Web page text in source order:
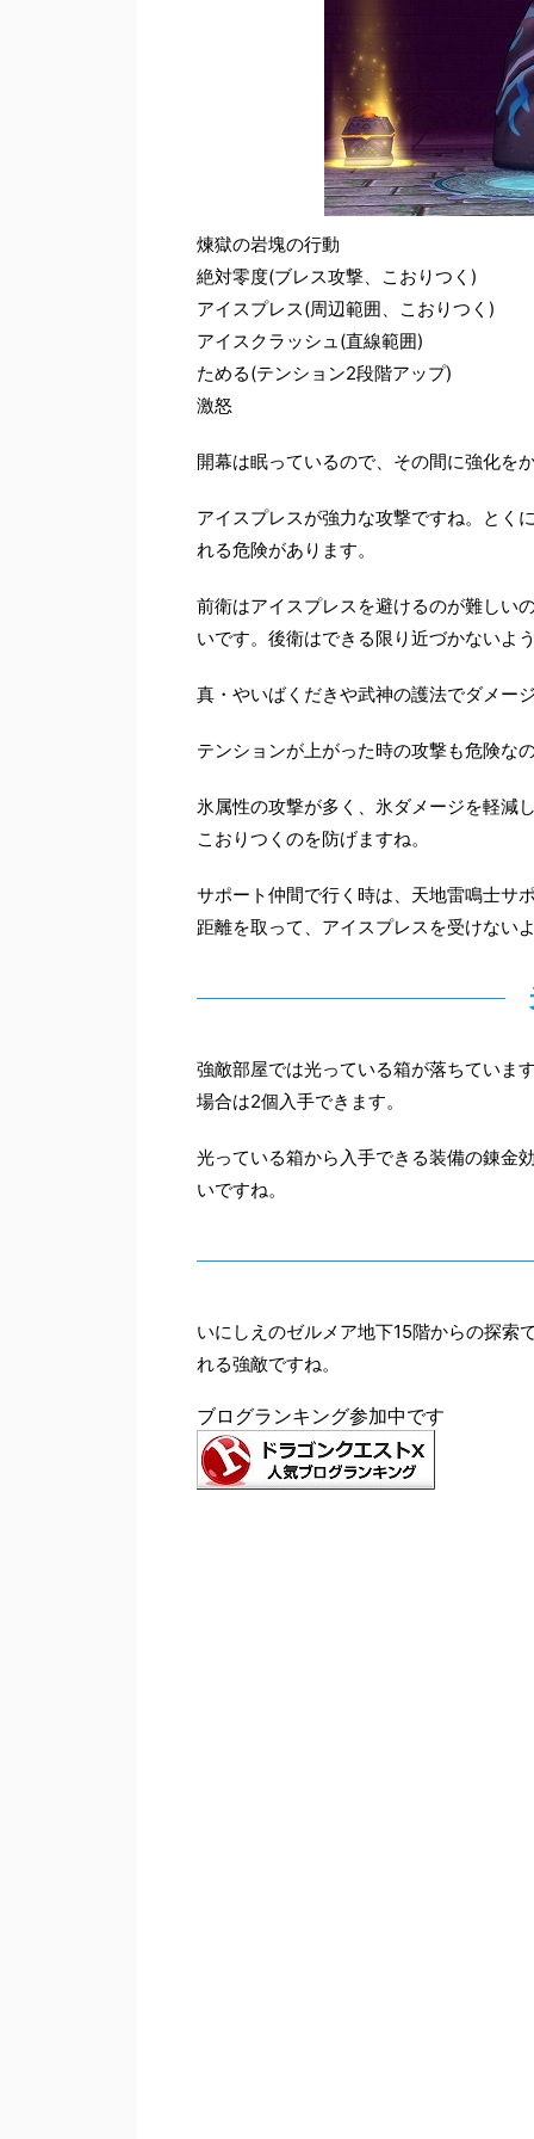
煉獄の岩塊の行動
絶対零度(ブレス攻撃、こおりつく)
アイスプレス(周辺範囲、こおりつく)
アイスクラッシュ(直線範囲)
ためる(テンション2段階アップ)
激怒
開幕は眠っているので、その間に強化を
アイスプレスが強力な攻撃ですね。とく
れる危険があります。
前衛はアイスプレスを避けるのが難しい
いです。後衛はできる限り近づかないよ
真・やいばくだきや武神の護法でダメー
テンションが上がった時の攻撃も危険な
氷属性の攻撃が多く、氷ダメージを軽減
こおりつくのを防げますね。
サポート仲間で行く時は、天地雷鳴士サ
距離を取って、アイスプレスを受けない
強敵部屋では光っている箱が落ちていま
場合は2個入手できます。
光っている箱から入手できる装備の錬金
いですね。
いにしえのゼルメア地下15階からの探索
れる強敵ですね。
ブログランキング参加中です